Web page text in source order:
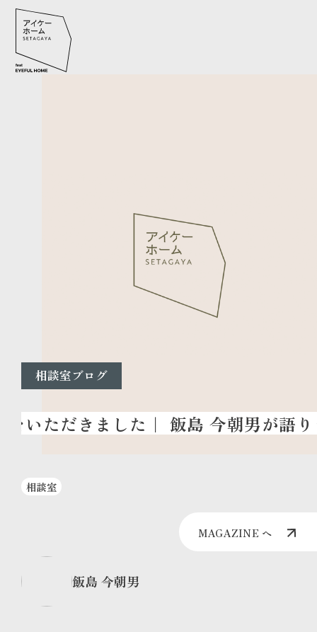
相談室ブログ
相談室
MAGAZINE へ
飯島 今朝男